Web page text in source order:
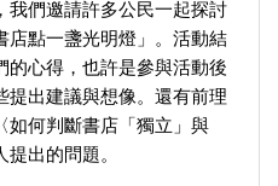
們邀請許多公民一起探討
店點一盞光明燈」。活動結
的心得，也許是參與活動後
出建議與想像。還有前理
如何判斷書店「獨立」與
出的問題。